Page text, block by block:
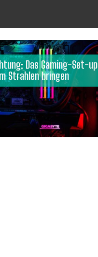
Das Gaming-Set-up
Strahlen bringen